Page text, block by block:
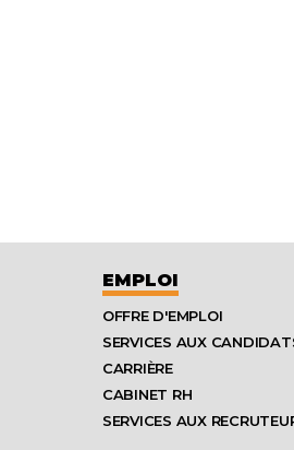
EMPLOI
OFFRE D'EMPLOI
SERVICES AUX
CARRIÈRE
CABINET RH
SERVICES AUX